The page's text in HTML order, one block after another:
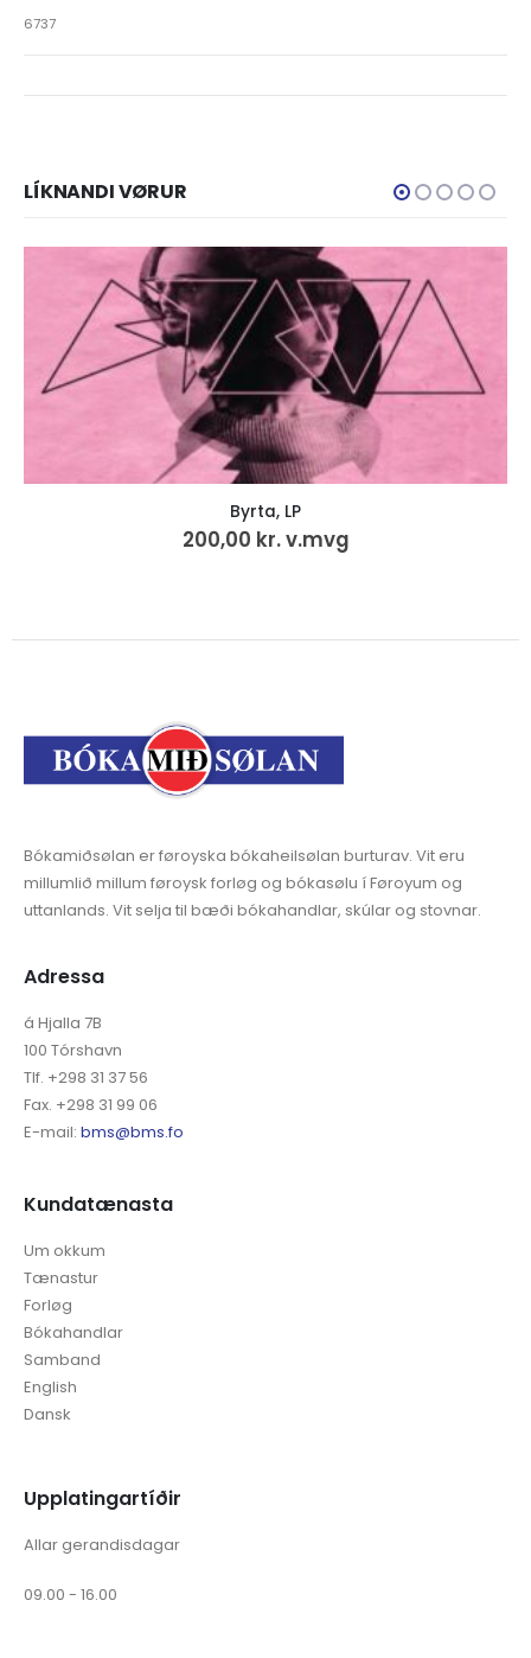
6737
LÍKNANDI VØRUR
Bókamiðsølan er føroyska bókaheilsølan burturav. Vit eru
millumlið millum føroysk forløg og bókasølu í Føroyum og
uttanlands. Vit selja til bæði bókahandlar, skúlar og stovnar.
Adressa
á Hjalla 7B
100 Tórshavn
Tlf. +298 31 37 56
Fax. +298 31 99 06
E-mail: bms@bms.fo
Kundatænasta
Um okkum
Tænastur
Forløg
Bókahandlar
Samband
English
Dansk
Upplatingartíðir
Allar gerandisdagar
09.00 - 16.00